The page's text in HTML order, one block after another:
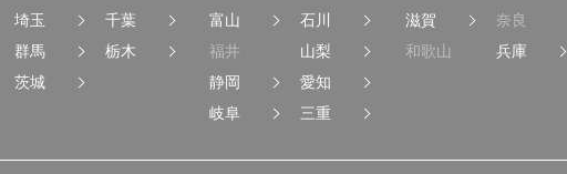
埼玉
千葉
群馬
栃木
茨城
富山
石川
福井
山梨
静岡
愛知
岐阜
三重
滋賀
奈良
和歌山
兵庫